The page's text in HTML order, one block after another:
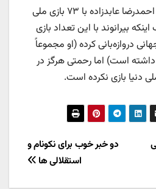
بعد از رحمتی و بیرانوند، احمدرضا عابدزاده با ۷۳ بازی ملی
بیرانوند با این تعداد بازی
جهانی دروازه‌بانی کرده (او مجموعاً
است) اما رحمتی هرگز در
دنیا بازی نکرده است.
دو خبر خوب برای نکونام و
استقلالی ها